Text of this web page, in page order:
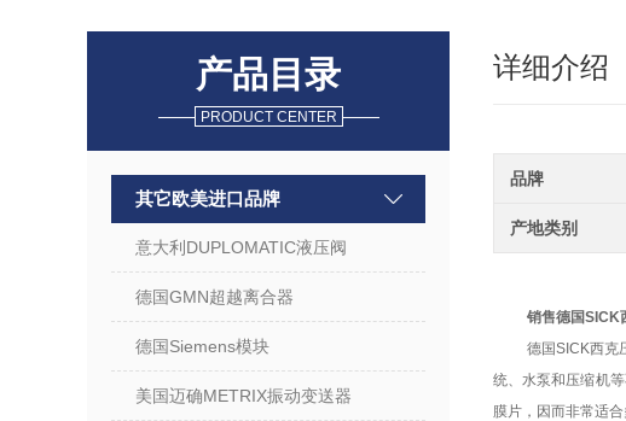
产品目录
PRODUCT CENTER
其它欧美进口品牌
意大利DUPLOMATIC液压阀
德国GMN超越离合器
德国Siemens模块
美国迈确METRIX振动变送器
详细介绍
品牌
产地类别
销售德国SICK
德国SICK西克
统、水泵和压缩机
膜片，因而非常适